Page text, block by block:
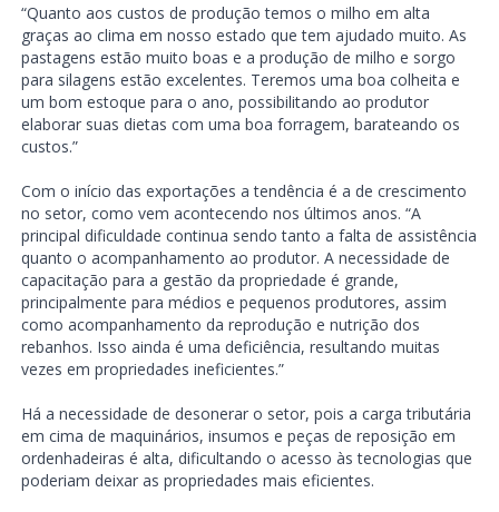
“Quanto aos custos de produção temos o milho em alta
graças ao clima em nosso estado que tem ajudado muito. As
pastagens estão muito boas e a produção de milho e sorgo
para silagens estão excelentes. Teremos uma boa colheita e
um bom estoque para o ano, possibilitando ao produtor
elaborar suas dietas com uma boa forragem, barateando os
custos.”
Com o início das exportações a tendência é a de crescimento
no setor, como vem acontecendo nos últimos anos. “A
principal dificuldade continua sendo tanto a falta de assistência
quanto o acompanhamento ao produtor. A necessidade de
capacitação para a gestão da propriedade é grande,
principalmente para médios e pequenos produtores, assim
como acompanhamento da reprodução e nutrição dos
rebanhos. Isso ainda é uma deficiência, resultando muitas
vezes em propriedades ineficientes.”
Há a necessidade de desonerar o setor, pois a carga tributária
em cima de maquinários, insumos e peças de reposição em
ordenhadeiras é alta, dificultando o acesso às tecnologias que
poderiam deixar as propriedades mais eficientes.